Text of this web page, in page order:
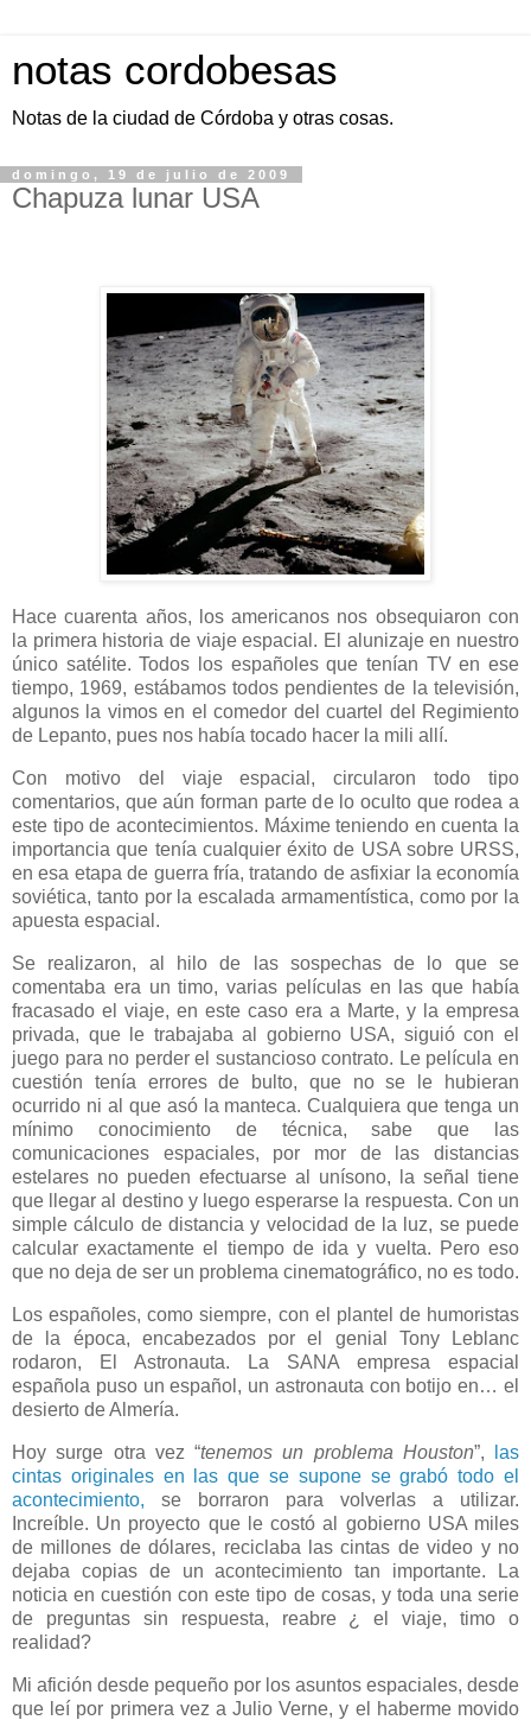
notas cordobesas
Notas de la ciudad de Córdoba y otras cosas.
domingo, 19 de julio de 2009
Chapuza lunar USA
Hace cuarenta años, los americanos nos obsequiaron con
la primera historia de viaje espacial. El alunizaje en nuestro
único satélite. Todos los españoles que tenían TV en ese
tiempo, 1969, estábamos todos pendientes de la televisión,
algunos la vimos en el comedor del cuartel del Regimiento
de Lepanto, pues nos había tocado hacer la mili allí.
Con motivo del viaje espacial, circularon todo tipo
comentarios, que aún forman parte de lo oculto que rodea a
este tipo de acontecimientos. Máxime teniendo en cuenta la
importancia que tenía cualquier éxito de USA sobre URSS,
en esa etapa de guerra fría, tratando de asfixiar la economía
soviética, tanto por la escalada armamentística, como por la
apuesta espacial.
Se realizaron, al hilo de las sospechas de lo que se
comentaba era un timo, varias películas en las que había
fracasado el viaje, en este caso era a Marte, y la empresa
privada, que le trabajaba al gobierno USA, siguió con el
juego para no perder el sustancioso contrato. Le película en
cuestión tenía errores de bulto, que no se le hubieran
ocurrido ni al que asó la manteca. Cualquiera que tenga un
mínimo conocimiento de técnica, sabe que las
comunicaciones espaciales, por mor de las distancias
estelares no pueden efectuarse al unísono, la señal tiene
que llegar al destino y luego esperarse la respuesta. Con un
simple cálculo de distancia y velocidad de la luz, se puede
calcular exactamente el tiempo de ida y vuelta. Pero eso
que no deja de ser un problema cinematográfico, no es todo.
Los españoles, como siempre, con el plantel de humoristas
de la época, encabezados por el genial Tony Leblanc
rodaron, El Astronauta. La SANA empresa espacial
española puso un español, un astronauta con botijo en… el
desierto de Almería.
Hoy surge otra vez “tenemos un problema Houston”,
las
cintas originales en las que se supone se grabó todo el
acontecimiento, se borraron para volverlas a utilizar.
Increíble. Un proyecto que le costó al gobierno USA miles
de millones de dólares, reciclaba las cintas de video y no
dejaba copias de un acontecimiento tan importante. La
noticia en cuestión con este tipo de cosas, y toda una serie
de preguntas sin respuesta, reabre ¿ el viaje, timo o
realidad?
Mi afición desde pequeño por los asuntos espaciales, desde
que leí por primera vez a Julio Verne, y el haberme movido